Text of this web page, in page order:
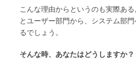
こんな理由からというのも実際あ
とユーザー部門から、システム部
るでしょう。
そんな時、あなたはどうしますか？